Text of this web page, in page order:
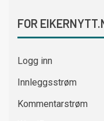
FOR
Logg inn
Innleggsstrøm
Kommentarstrøm